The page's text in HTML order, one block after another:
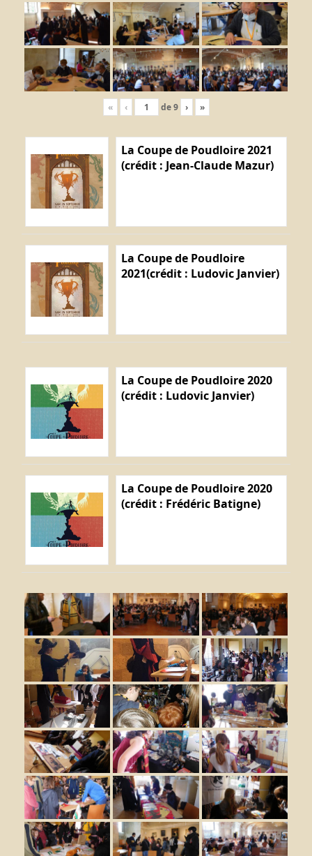
« ‹ de9 › »
La Coupe de Poudloire 2021
(crédit : Jean-Claude Mazur)
La Coupe de Poudloire
2021(crédit : Ludovic Janvier)
La Coupe de Poudloire 2020
(crédit : Ludovic Janvier)
La Coupe de Poudloire 2020
(crédit : Frédéric Batigne)